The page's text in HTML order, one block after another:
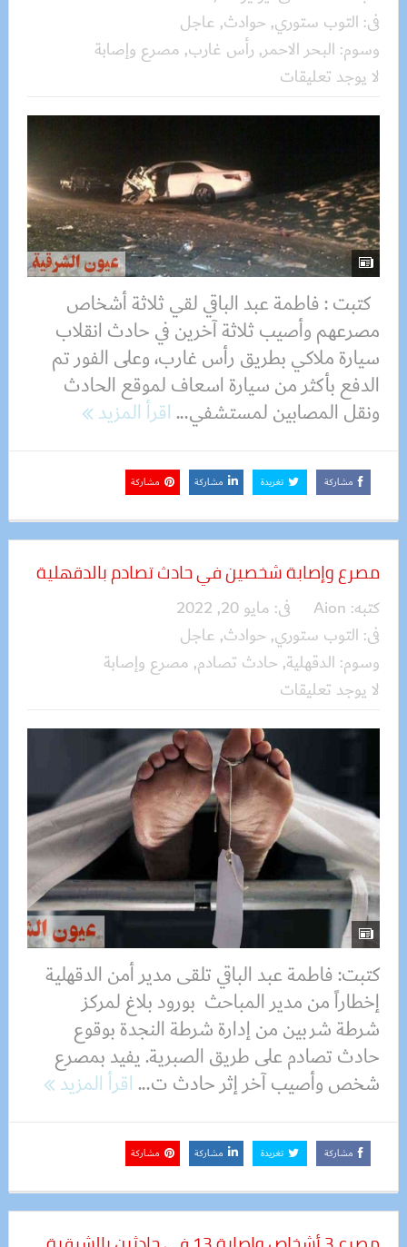
فى: التوب ستوري, حوادث, عاجل
وسوم: البحر الاحمر, رأس غارب, مصرع وإصابة
لا يوجد تعليقات
كتبت : فاطمة عبد الباقي لقي ثلاثة أشخاص
مصرعهم وأصيب ثلاثة آخرين في حادث انقلاب
سيارة ملاكي بطريق رأس غارب، وعلى الفور تم
الدفع بأكثر من سيارة اسعاف لموقع الحادث
ونقل المصابين لمستشفي...اقرأ المزيد
مشاركة تغريدة مشاركة مشاركة
مصرع وإصابة شخصين في حادث تصادم بالدقهلية
كتبه: Aion فى: مايو 20, 2022
فى: التوب ستوري, حوادث, عاجل
وسوم: الدقهلية, حادث تصادم, مصرع وإصابة
لا يوجد تعليقات
كتبت: فاطمة عبد الباقي تلقى مدير أمن الدقهلية
إخطاراً من مدير المباحث بورود بلاغ لمركز
شرطة شربين من إدارة شرطة النجدة بوقوع
حادث تصادم على طريق الصبرية. يفيد بمصرع
شخص وأصيب آخر إثر حادث ت...اقرأ المزيد
مشاركة تغريدة مشاركة مشاركة